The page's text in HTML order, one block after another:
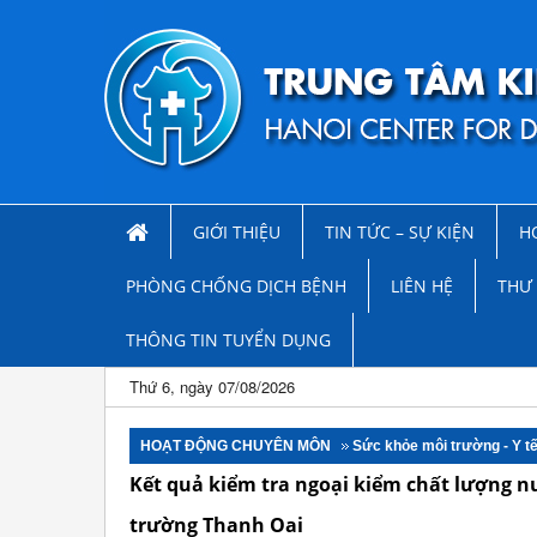
GIỚI THIỆU TIN TỨC – SỰ KIỆN
PHÒNG CHỐNG DỊCH BỆNH LIÊN HỆ THƯ
THÔNG TIN TUYỂN DỤNG
Thứ 6, ngày 07/08/2026
HOẠT ĐỘNG CHUYÊN MÔN Sức khỏe môi trường - Y
Kết quả kiểm tra ngoại kiểm chất lượng
trường Thanh Oai